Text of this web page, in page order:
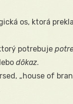
os, ktorá
potrebuje
dôkaz.
„house of